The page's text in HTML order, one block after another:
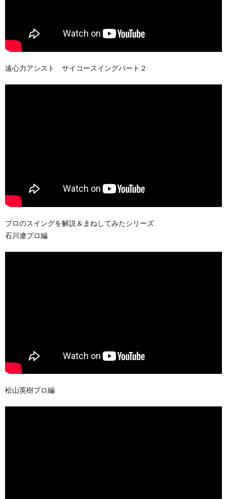
遠心力アシスト サイコースイングパート２
プロのスイングを解説＆まねしてみたシリーズ
石川遼プロ編
松山英樹プロ編